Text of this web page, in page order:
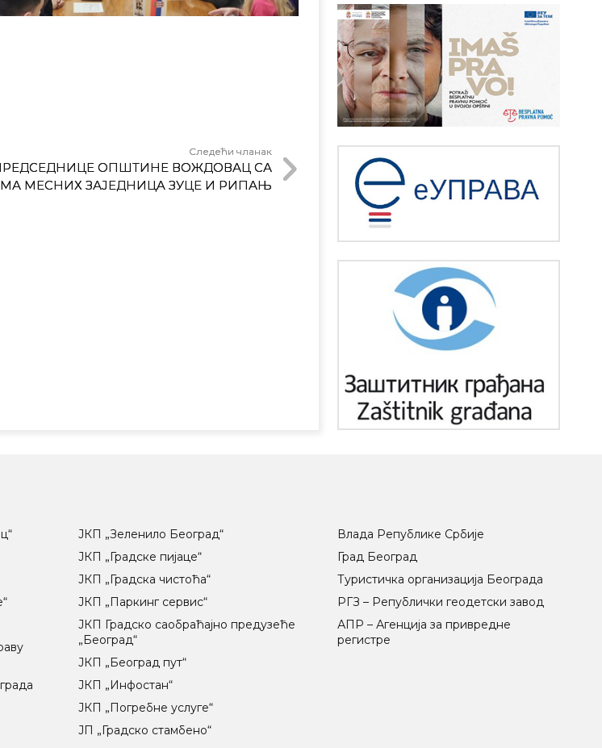
Следећи чланак
ОПШТИНЕ ВОЖДОВАЦ СА
МEСНИХ ЗАЈЕДНИЦA ЗУЦЕ И РИПАЊ
ЈКП „Зеленило Београд“
ЈКП „Градске пијаце“
ЈКП „Градска чистоћа“
ЈКП „Паркинг сервис“
ЈКП Градско саобраћајно предузеће
„Београд“
ЈКП „Београд пут“
ЈКП „Инфостан“
ЈКП „Погребне услуге“
ЈП „Градско стамбено“
Влада Републике Србије
Град Београд
Туристичка организација Београда
РГЗ – Републички геодетски завод
АПР – Агенција за привредне
регистре